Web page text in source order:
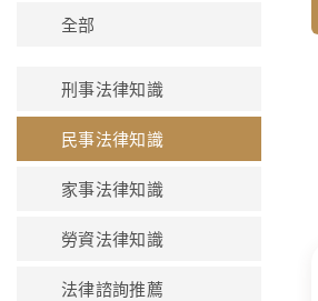
全部
刑事法律知識
民事法律知識
家事法律知識
勞資法律知識
法律諮詢推薦